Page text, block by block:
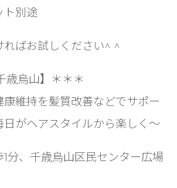
別途
ればお試しください^ ^
歳烏山】＊＊＊
維持を髪質改善などでサポー
日がヘアスタイルから楽しく〜
分、千歳烏山区民センター広場